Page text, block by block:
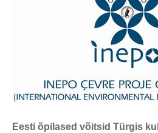
Eesti õpilased võitsid Türgis